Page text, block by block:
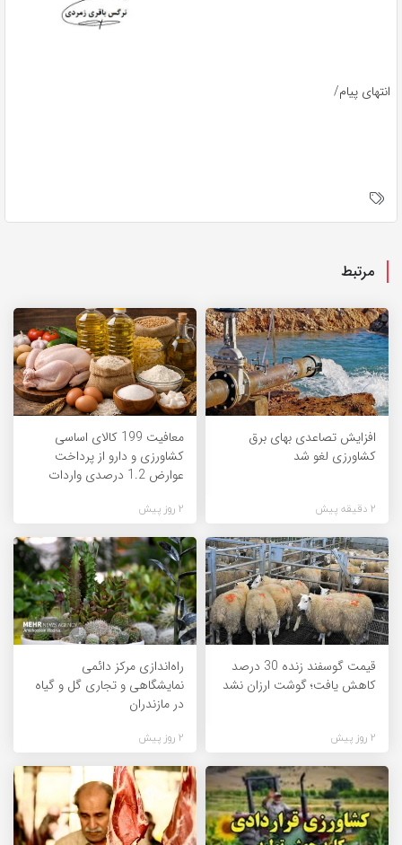
انتهای پیام/
مرتبط
افزایش تصاعدی بهای برق
کشاورزی لغو شد
2 دقیقه پیش
معافیت 199 کالای اساسی
کشاورزی و دارو از پرداخت
عوارض 1.2 درصدی واردات
2 روز پیش
قیمت گوسفند زنده 30 درصد
کاهش یافت؛ گوشت ارزان نشد
2 روز پیش
راه‌اندازی مرکز دائمی
نمایشگاهی و تجاری گل و گیاه
در مازندران
2 روز پیش